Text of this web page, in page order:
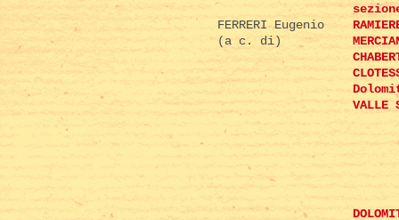
FERRERI Eugenio
(a c. di)
VALLE